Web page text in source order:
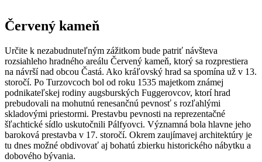
Červený kameň
Určite k nezabudnuteľným zážitkom bude patriť návšteva
rozsiahleho hradného areálu Červený kameň, ktorý sa rozprestiera
na návrší nad obcou Častá. Ako kráľovský hrad sa spomína už v 13.
storočí. Po Turzovcoch bol od roku 1535 majetkom známej
podnikateľskej rodiny augsburských Fuggerovcov, ktorí hrad
prebudovali na mohutnú renesančnú pevnosť s rozľahlými
skladovými priestormi. Prestavbu pevnosti na reprezentačné
šľachtické sídlo uskutočnili Pálfyovci. Významná bola hlavne jeho
baroková prestavba v 17. storočí. Okrem zaujímavej architektúry je
tu dnes možné obdivovať aj bohatú zbierku historického nábytku a
dobového bývania.